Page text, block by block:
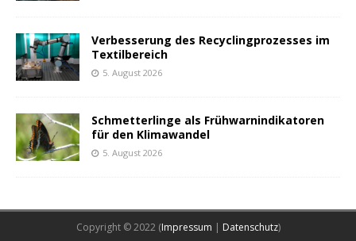
Verbesserung des Recyclingprozesses im
Textilbereich
5. August 2026
Schmetterlinge als Frühwarnindikatoren
für den Klimawandel
5. August 2026
Copyright © 2022 (Impressum | Datenschutz)